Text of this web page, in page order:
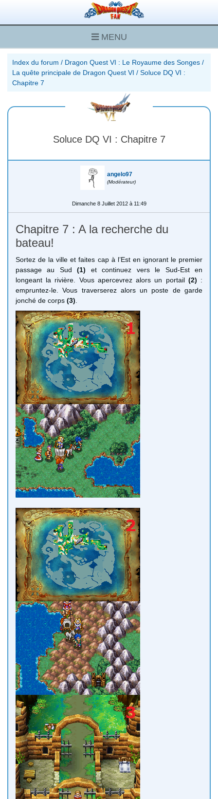
MENU
Index du forum / Dragon Quest VI : Le Royaume des Songes /
La quête principale de Dragon Quest VI / Soluce DQ VI :
Chapitre 7
Soluce DQ VI : Chapitre 7
angelo97
(Modérateur)
Dimanche 8 Juillet 2012 à 11:49
Chapitre 7 : A la recherche du
bateau!
Sortez de la ville et faites cap à l’Est en ignorant le premier
passage au Sud (1) et continuez vers le Sud-Est en
longeant la rivière. Vous apercevrez alors un portail(2) :
empruntez-le. Vous traverserez alors un poste de garde
jonché de corps (3)